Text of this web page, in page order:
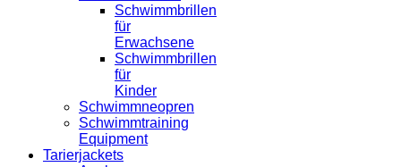
Schwimmbrillen
für
Erwachsene
Schwimmbrillen
für
Kinder
Schwimmneopren
Schwimmtraining
Equipment
Tarierjackets